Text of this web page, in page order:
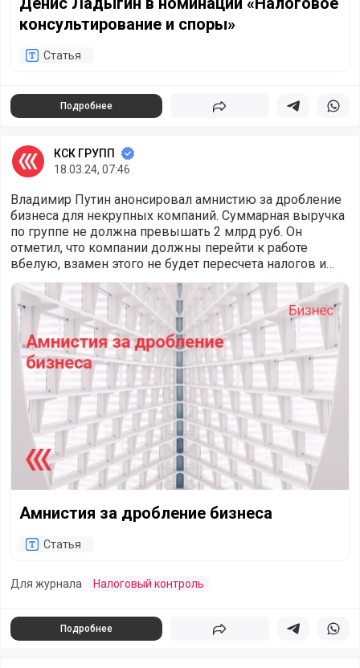
консультирование и споры»
Статья
Подробнее Поделиться Поделиться в
КСК ГРУПП
18.03.24, 07:46
Владимир Путин анонсировал амнистию за дробление
бизнеса для некрупных компаний. Суммарная выручка
по группе не должна превышать 2 млрд руб. Он
отметил, что компании должны перейти к работе
вбелую, взамен этого не будет пересчета налогов и
штрафов.
Амнистия за дробление бизнеса
Амнистия за дробление бизнеса
Статья
Для журнала Налоговый контроль
Подробнее Поделиться Поделиться в